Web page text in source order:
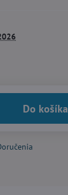
Do košíka